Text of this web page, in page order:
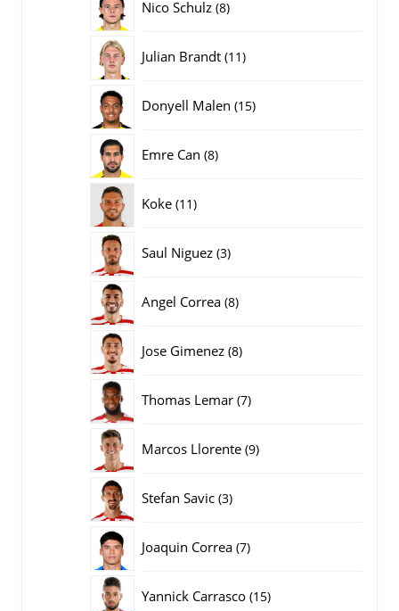
Nico Schulz 88
Julian Brandt 1111
Donyell Malen 1515
Emre Can 88
Koke 1111
Saul Niguez 33
Angel Correa 88
Jose Gimenez 88
Thomas Lemar 77
Marcos Llorente 99
Stefan Savic 33
Joaquin Correa 77
Yannick Carrasco 1515